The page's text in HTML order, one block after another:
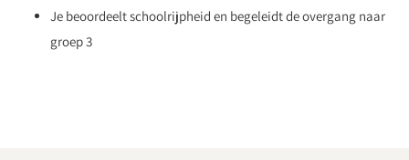
Je beoordeelt schoolrijpheid en begeleidt de overgang naar
groep 3